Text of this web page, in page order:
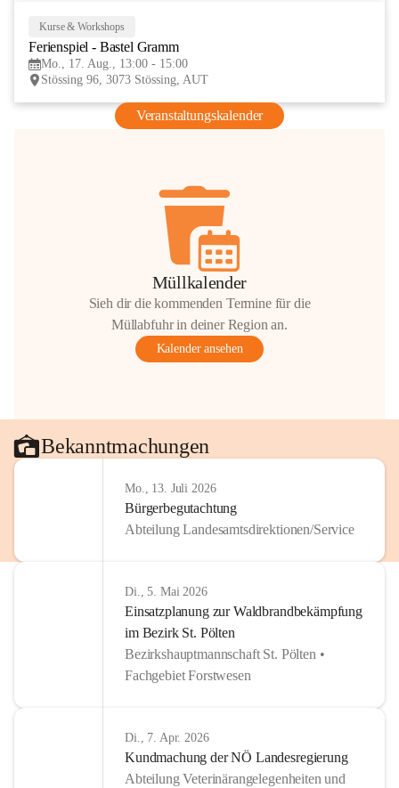
Kurse & Workshops
Ferienspiel - Bastel Gramm
Mo., 17. Aug., 13:00 - 15:00
Stössing 96, 3073 Stössing, AUT
Veranstaltungskalender
Müllkalender
Sieh dir die kommenden Termine für die
Müllabfuhr in deiner Region an.
Kalender ansehen
Bekanntmachungen
Mo., 13. Juli 2026
Bürgerbegutachtung
Abteilung Landesamtsdirektionen/Service
Di., 5. Mai 2026
Einsatzplanung zur Waldbrandbekämpfung
im Bezirk St. Pölten
Bezirkshauptmannschaft St. Pölten •
Fachgebiet Forstwesen
Di., 7. Apr. 2026
Kundmachung der NÖ Landesregierung
Abteilung Veterinärangelegenheiten und